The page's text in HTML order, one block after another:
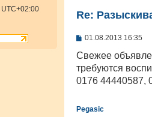
UTC+02:00 Re:
С
о
щ
е
01.08.2013 16:35
Свежее
требуются
0176 44440587,
Pegasic